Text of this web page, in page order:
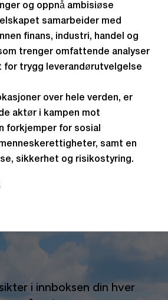
og oppnå ambisiøse
samarbeider med
finans, industri, handel og
trenger omfattende analyser
for trygg leverandørutvelgelse
over hele verden, er
aktør i kampen mot
forkjemper for sosial
samt en
sikkerhet og risikostyring.
i innboksen din hver